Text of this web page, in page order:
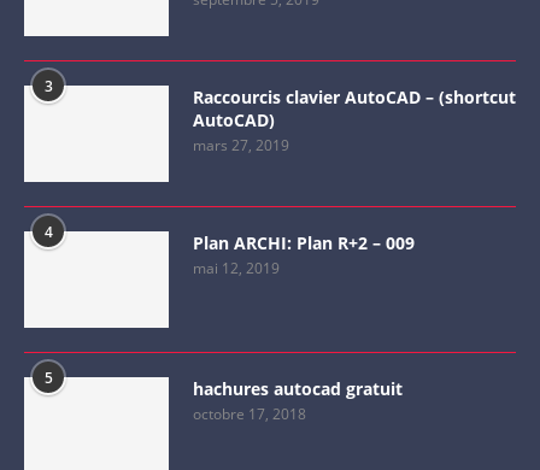
3
Raccourcis clavier AutoCAD – (shortcut
AutoCAD)
mars 27, 2019
4 Plan ARCHI: Plan R+2 – 009
mai 12, 2019
5 hachures autocad gratuit
octobre 17, 2018